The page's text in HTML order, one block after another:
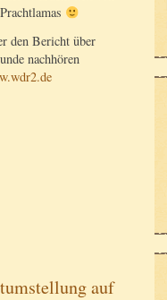
den Bericht über
nachhören
auf